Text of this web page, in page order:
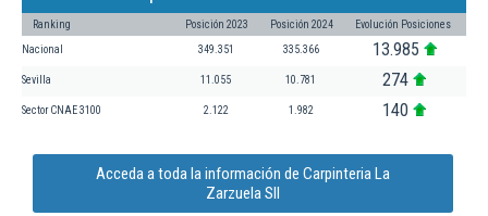
Ranking Posición 2023 Posición 2024 Evolución Posiciones
Nacional 349.351 335.366 13.985
Sevilla 11.055 10.781 274
Sector CNAE 3100 2.122 1.982 140
Acceda a toda la información de Carpinteria La
Zarzuela Sll